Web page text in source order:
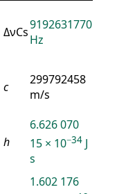
ΔνCs9192631770
Hz
c
299792458
m/s
h
6.626 070
15 × 10−34 J
s
1.602 176